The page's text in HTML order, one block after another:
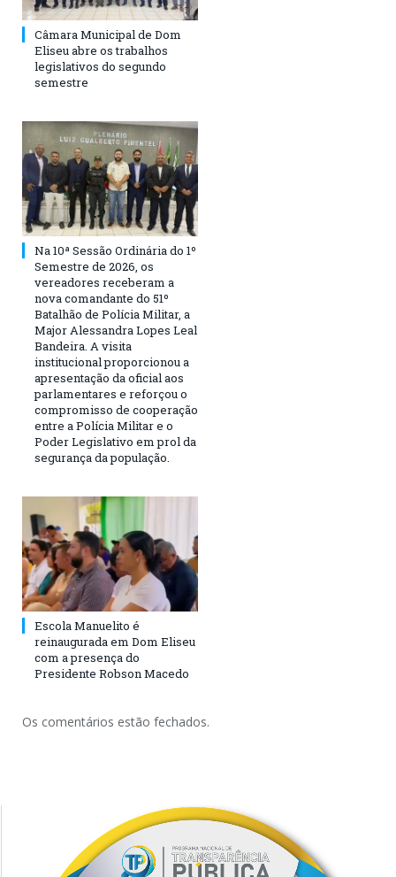
Câmara Municipal de Dom
Eliseu abre os trabalhos
legislativos do segundo
semestre
Na 10ª Sessão Ordinária do 1º
Semestre de 2026, os
vereadores receberam a
nova comandante do 51º
Batalhão de Polícia Militar, a
Major Alessandra Lopes Leal
Bandeira. A visita
institucional proporcionou a
apresentação da oficial aos
parlamentares e reforçou o
compromisso de cooperação
entre a Polícia Militar e o
Poder Legislativo em prol da
segurança da população.
Escola Manuelito é
reinaugurada em Dom Eliseu
com a presença do
Presidente Robson Macedo
Os comentários estão fechados.